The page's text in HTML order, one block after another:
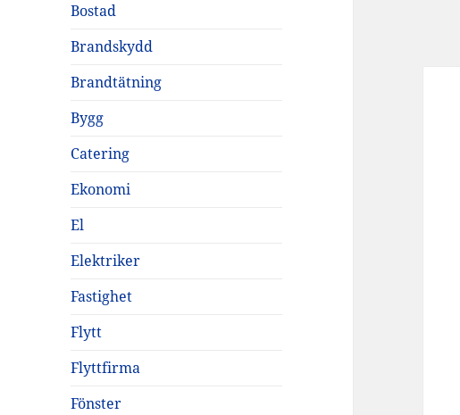
Bostad
Brandskydd
Brandtätning
Bygg
Catering
Ekonomi
El
Elektriker
Fastighet
Flytt
Flyttfirma
Fönster